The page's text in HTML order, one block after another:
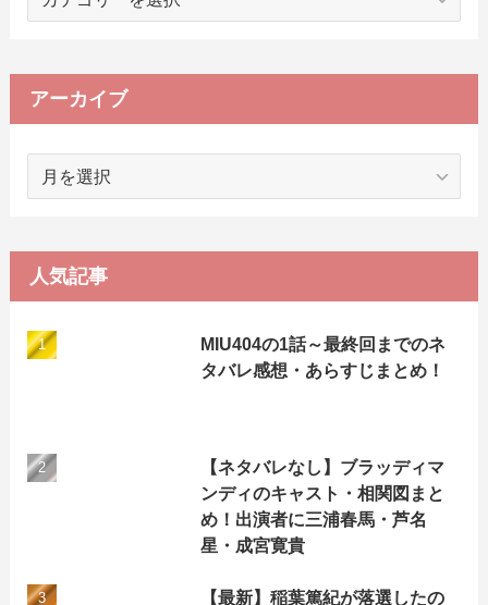
リ
ー
アーカイブ
イ
ブ
人気記事
MIU404の1話～最終回までのネ
タバレ感想・あらすじまとめ！
【ネタバレなし】ブラッディマ
ンディのキャスト・相関図まと
め！出演者に三浦春馬・芦名
星・成宮寛貴
【最新】稲葉篤紀が落選したの